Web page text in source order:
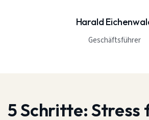
Harald
Geschäftsführer
5 Schritte:Stress